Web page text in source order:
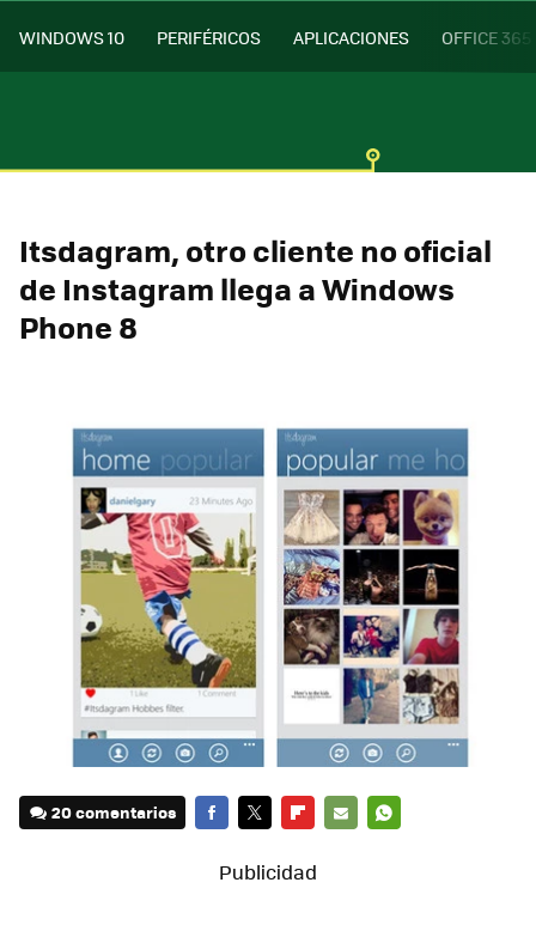
WINDOWS 10 PERIFÉRICOS APLICACIONES OFFICE 365
Itsdagram, otro cliente no oficial
de Instagram llega a Windows
Phone 8
20 comentarios